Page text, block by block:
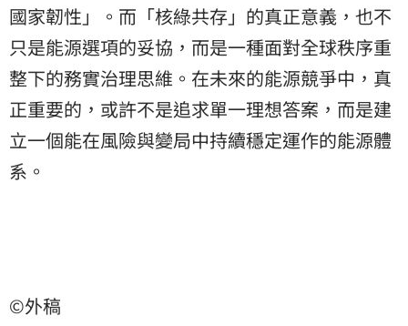
國家韌性」。而「核綠共存」的真正意義，也不
只是能源選項的妥協，而是一種面對全球秩序重
整下的務實治理思維。在未來的能源競爭中，真
正重要的，或許不是追求單一理想答案，而是建
立一個能在風險與變局中持續穩定運作的能源體
系。
©外稿